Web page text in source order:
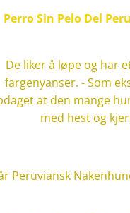
Perro Sin Pelo Del
De liker å løpe og har
fargenyanser. - Som
at den mange
med hest og
Peruviansk